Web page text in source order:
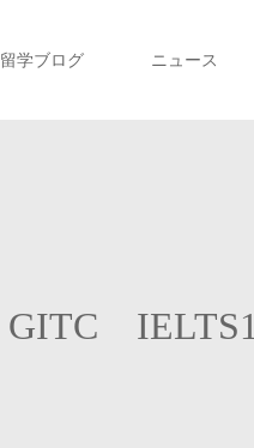
留学ブログ ニュース
GITC IELTS1